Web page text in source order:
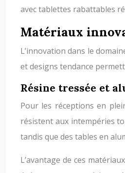
avec tablettes rabattables
Matériaux
L’innovation dans le
et designs tendance
Résine tressée et
Pour les réceptions en
résistent aux intempéries
tandis que des tables en
L’avantage de ces